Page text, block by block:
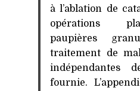
à l’ablation de
opérations
paupières
traitement de
indépendantes
fournie.